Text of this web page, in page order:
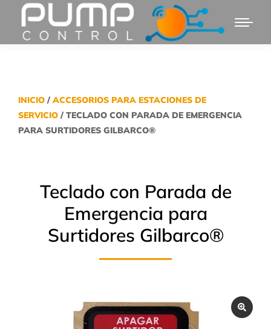
INICIO /ACCESORIOS PARA ESTACIONES DE
SERVICIO / TECLADO CON PARADA DE EMERGENCIA
PARA SURTIDORES GILBARCO®
Teclado con Parada de
Emergencia para
Surtidores Gilbarco®